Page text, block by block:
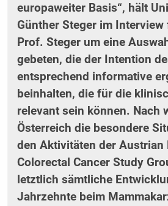
europaweiter Basis“, hält
Günther Steger im
Prof. Steger um eine
gebeten, die der Intention
entsprechend informative
beinhalten, die für die
relevant sein können. Nach
Österreich die besondere
den Aktivitäten der Austrian
Colorectal Cancer Study
letztlich sämtliche
Jahrzehnte beim